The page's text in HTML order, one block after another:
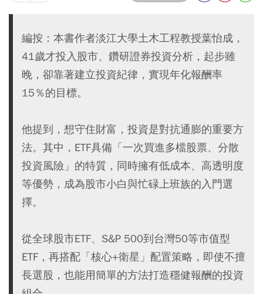
編按：本書作者淡江大學土木工程教授葉怡成，
41歲才投入股市、鑽研證券投資分析，起步雖
晚，卻靠著建立投資紀律，實現年化報酬率
15％的目標。
他提到，想守住財富，投資是對抗通膨的重要方
法。其中，ETF具備「一次買進多檔股票、分散
投資風險」的特質，同時擁有低成本、高透明度
等優勢，成為股市小白與忙碌上班族的入門選
擇。
從全球股市ETF、S&P 500到台灣50等市值型
ETF，再搭配「核心+衛星」配置策略，即使不擅
長選股，也能用簡單的方法打造穩健報酬的投資